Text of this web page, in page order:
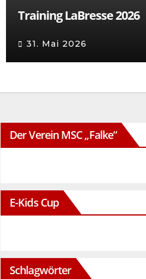
Training LaBresse 2026
31. Mai 2026
Der Verein MSC „Falke“
E-Kids Cup
Schlagwörter